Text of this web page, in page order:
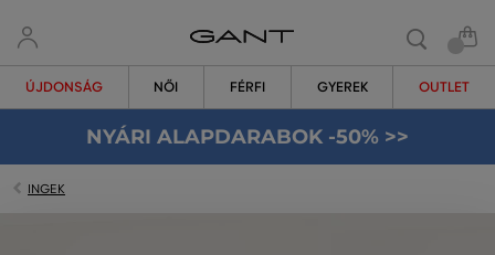
ÚJDONSÁG NŐI FÉRFI GYEREK OUTLET
NYÁRI ALAPDARABOK -50% >>
INGEK